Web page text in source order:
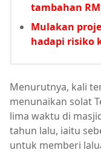
tambahan
Mulakan
hadapi risiko
Menurutnya, kali
menunaikan solat
lima waktu di
tahun lalu, iaitu
untuk memberi